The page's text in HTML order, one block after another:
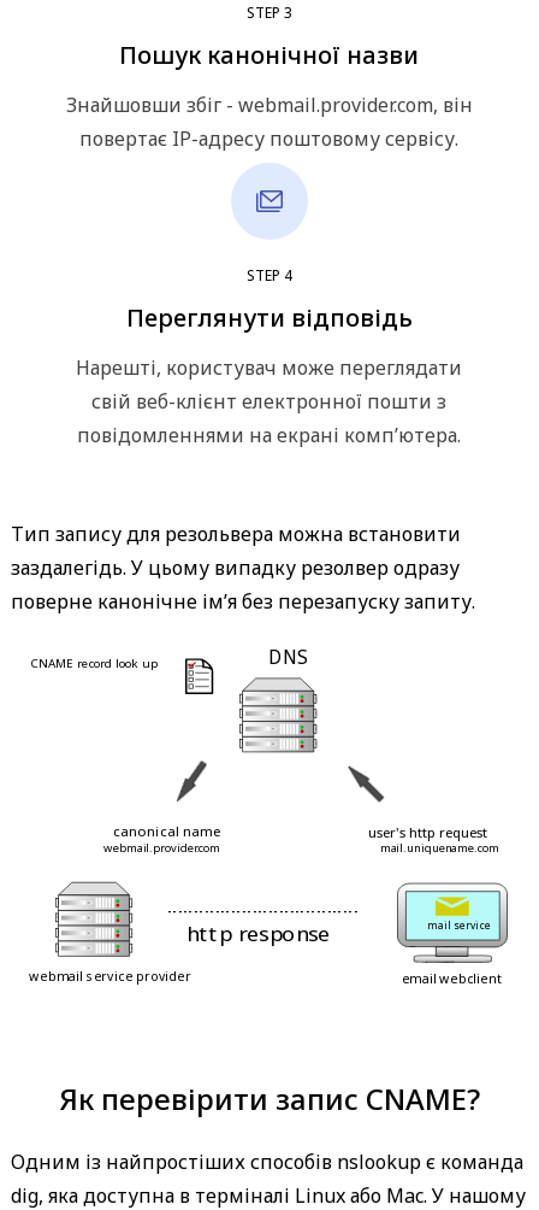
STEP 3
Пошук канонічної назви
Знайшовши збіг - webmail.provider.com, він
повертає IP-адресу поштовому сервісу.
STEP 4
Переглянути відповідь
Нарешті, користувач може переглядати
свій веб-клієнт електронної пошти з
повідомленнями на екрані комп’ютера.
Тип запису для резольвера можна встановити
заздалегідь. У цьому випадку резолвер одразу
поверне канонічне ім’я без перезапуску запиту.
<
<
<
<
<
<
>
<
<
user's http request
mail.uniquename.com
DNS
canonical name
webmail.provider.com
webmail service provider
CNAME record look up
- - - - - - - - - - - - - - - - - - - - - - - - - - - - - - - - - - - -
http response mail service
email webclient
Як перевірити запис CNAME?
Одним із найпростіших способів nslookup є команда
dig, яка доступна в терміналі Linux або Mac. У нашому